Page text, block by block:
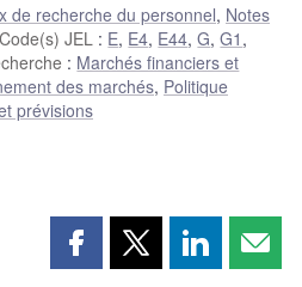
de recherche du personnel, Notes
Code(s) JEL : E, E4, E44,G,G1 ,
: Marchés financiers et
des marchés, Politique
prévisions
PartagerPartagerPartager